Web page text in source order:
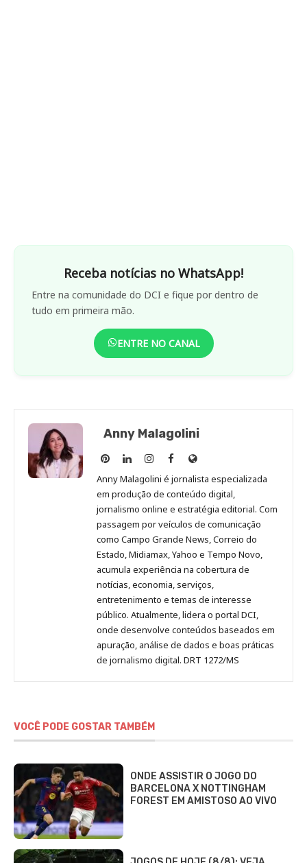
Receba notícias no WhatsApp!
Entre na comunidade do DCI e fique por dentro de
tudo em primeira mão.
ENTRE NO CANAL
Anny Malagolini
Anny
Malagolini
no
Pinterest
Anny
Malagolini
no
LinkedIn
Anny
Malagolini
no
Instagram
Anny
Malagolini
no
Facebook
Site
de
Anny
Malagolini
Anny Malagolini é jornalista especializada
em produção de conteúdo digital,
jornalismo online e estratégia editorial. Com
passagem por veículos de comunicação
como Campo Grande News, Correio do
Estado, Midiamax, Yahoo e Tempo Novo,
acumula experiência na cobertura de
notícias, economia, serviços,
entretenimento e temas de interesse
público. Atualmente, lidera o portal DCI,
onde desenvolve conteúdos baseados em
apuração, análise de dados e boas práticas
de jornalismo digital. DRT 1272/MS
VOCÊ PODE GOSTAR TAMBÉM
ONDE ASSISTIR O JOGO DO
BARCELONA X NOTTINGHAM
FOREST EM AMISTOSO AO VIVO